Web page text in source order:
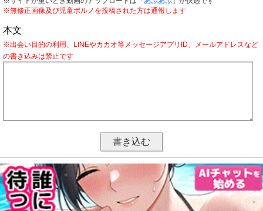
※無修正画像及び児童ポルノを投稿された方は通報します
本文
※出会い目的の利用、LINEやカカオ等メッセージアプリID、メールアドレスなど
の書き込みは禁止です